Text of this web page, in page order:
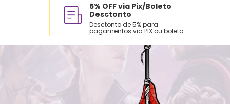
5% OFF via Pix/Boleto
Desctonto
Desctonto de 5% para
pagamentos via PIX ou boleto